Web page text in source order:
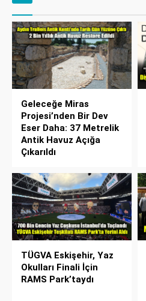
Geleceğe Miras
Projesi’nden Bir Dev
Eser Daha: 37 Metrelik
Antik Havuz Açığa
Çıkarıldı
TÜGVA Eskişehir, Yaz
Okulları Finali İçin
RAMS Park’taydı